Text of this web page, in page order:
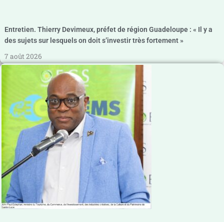
Entretien. Thierry Devimeux, préfet de région Guadeloupe : « Il y a
des sujets sur lesquels on doit s’investir très fortement »
7 août 2026